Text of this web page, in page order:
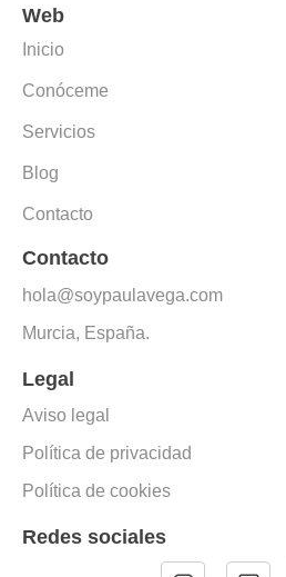
Web
Inicio
Conóceme
Servicios
Blog
Contacto
Contacto
hola@soypaulavega.com
Murcia, España.
Legal
Aviso legal
Política de privacidad
Política de cookies
Redes sociales